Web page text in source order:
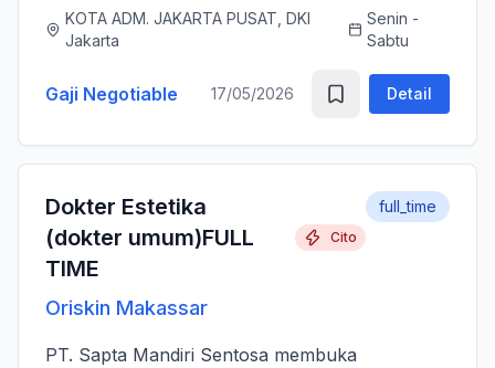
ramah dan berjiwa sosial. Bersedia bergabung
KOTA ADM. JAKARTA PUSAT, DKI
Jakarta
Senin -
Sabtu
Gaji Negotiable 17/05/2026 Detail
Dokter Estetika
(dokter umum)FULL
TIME
Cito
Oriskin Makassar
full_time
PT. Sapta Mandiri Sentosa membuka